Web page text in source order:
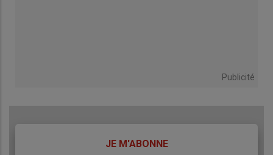
Publicité
JE M'ABONNE